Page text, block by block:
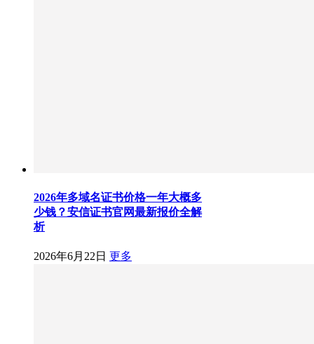
2026年多域名证书价格一年大概多
少钱？安信证书官网最新报价全解
析
2026年6月22日 更多